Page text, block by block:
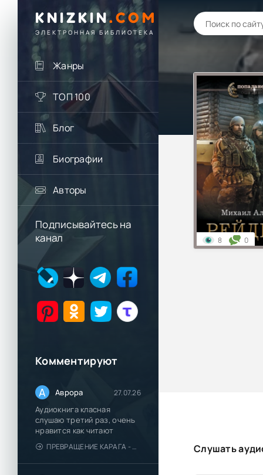
KNIZKIN. COM
ЭЛЕКТРОННАЯ БИБЛИОТЕКА
Жанры
ТОП 100
Блог
Биографии
Авторы
Подписывайтесь на
канал
Комментируют
А Аврора 27.07.26
Аудиокнига класная
слушаю третий раз, очень
нравится как читают
ПРЕВРАЩЕНИЕ КАРАГА - КАТЯ БРАНДИС
8 0
Слушать